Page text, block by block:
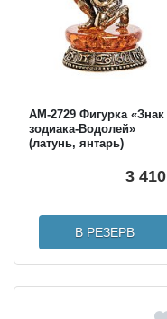
AM-2729 Фигурка «Знак
зодиака-Водолей»
(латунь, янтарь)
3 410
В РЕЗЕРВ